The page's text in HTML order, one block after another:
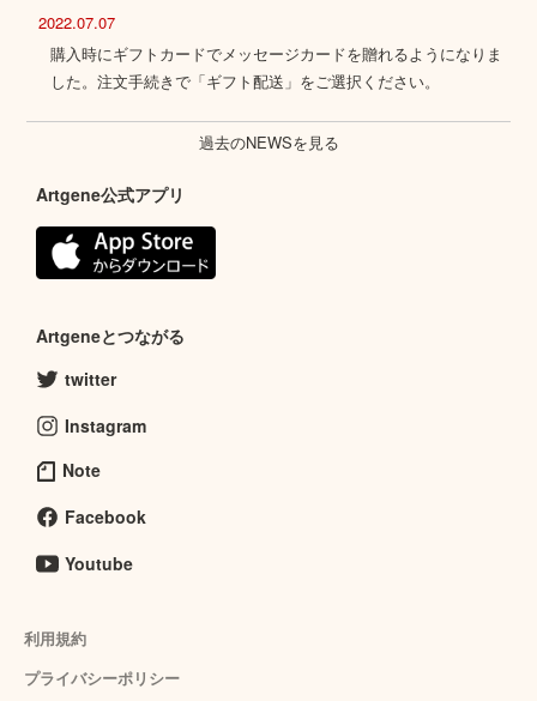
2022.07.07
購入時にギフトカードでメッセージカードを贈れるようになりま
した。注文手続きで「ギフト配送」をご選択ください。
過去のNEWSを見る
Artgene公式アプリ
Artgeneとつながる
twitter
Instagram
Note
Facebook
Youtube
利用規約
プライバシーポリシー